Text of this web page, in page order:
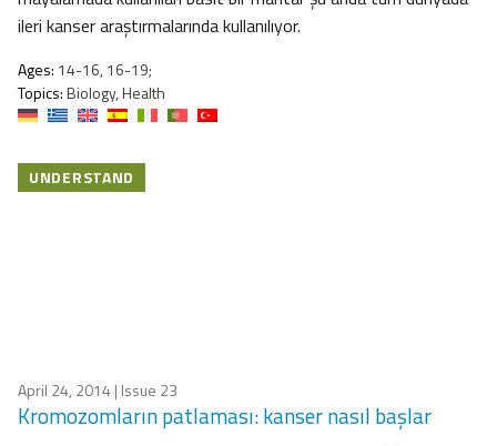
ileri kanser araştırmalarında kullanılıyor.
Ages: 14-16, 16-19;
Topics:Biology, Health
UNDERSTAND
April 24, 2014 | Issue 23
Kromozomların patlaması: kanser nasıl başlar